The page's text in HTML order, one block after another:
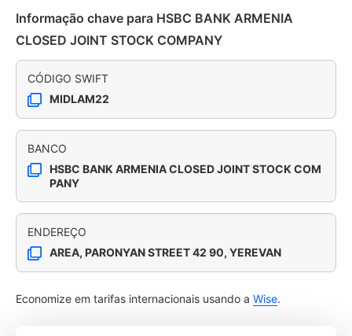
Informação chave para HSBC BANK ARMENIA
CLOSED JOINT STOCK COMPANY
CÓDIGO SWIFT
MIDLAM22
BANCO
HSBC BANK ARMENIA CLOSED JOINT STOCK COM
PANY
ENDEREÇO
AREA, PARONYAN STREET 42 90, YEREVAN
Economize em tarifas internacionais usando a Wise.